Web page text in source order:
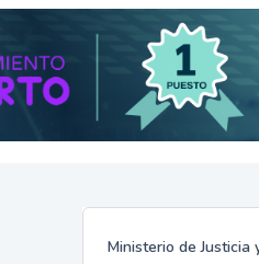
Ministerio de Justicia